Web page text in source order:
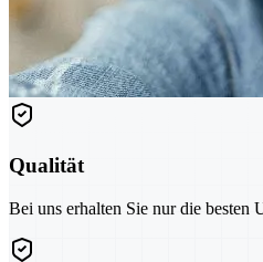
Qualität
Bei uns erhalten Sie nur die besten